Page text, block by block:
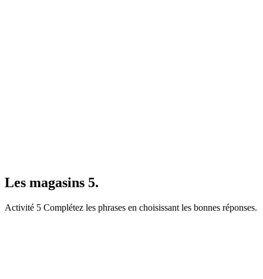
Les magasins 5.
Activité 5 Complétez les phrases en choisissant les bonnes réponses.